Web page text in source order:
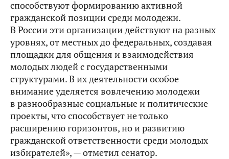
способствуют формированию активной
гражданской позиции среди молодежи.
В России эти организации действуют на разных
уровнях, от местных до федеральных, создавая
площадки для общения и взаимодействия
молодых людей с государственными
структурами. В их деятельности особое
внимание уделяется вовлечению молодежи
в разнообразные социальные и политические
проекты, что способствует не только
расширению горизонтов, но и развитию
гражданской ответственности среди молодых
избирателей», — отметил сенатор.